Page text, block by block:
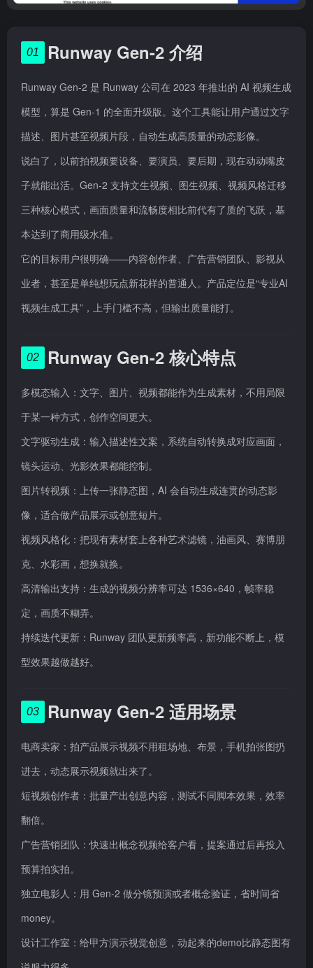
01 Runway Gen-2 介绍
Runway Gen-2 是 Runway 公司在 2023 年推出的 AI 视频生成
模型，算是 Gen-1 的全面升级版。这个工具能让用户通过文字
描述、图片甚至视频片段，自动生成高质量的动态影像。
说白了，以前拍视频要设备、要演员、要后期，现在动动嘴皮
子就能出活。Gen-2 支持文生视频、图生视频、视频风格迁移
三种核心模式，画面质量和流畅度相比前代有了质的飞跃，基
本达到了商用级水准。
它的目标用户很明确——内容创作者、广告营销团队、影视从
业者，甚至是单纯想玩点新花样的普通人。产品定位是“专业AI
视频生成工具”，上手门槛不高，但输出质量能打。
02 Runway Gen-2 核心特点
多模态输入：文字、图片、视频都能作为生成素材，不用局限
于某一种方式，创作空间更大。
文字驱动生成：输入描述性文案，系统自动转换成对应画面，
镜头运动、光影效果都能控制。
图片转视频：上传一张静态图，AI 会自动生成连贯的动态影
像，适合做产品展示或创意短片。
视频风格化：把现有素材套上各种艺术滤镜，油画风、赛博朋
克、水彩画，想换就换。
高清输出支持：生成的视频分辨率可达 1536×640，帧率稳
定，画质不糊弄。
持续迭代更新：Runway 团队更新频率高，新功能不断上，模
型效果越做越好。
03 Runway Gen-2 适用场景
电商卖家：拍产品展示视频不用租场地、布景，手机拍张图扔
进去，动态展示视频就出来了。
短视频创作者：批量产出创意内容，测试不同脚本效果，效率
翻倍。
广告营销团队：快速出概念视频给客户看，提案通过后再投入
预算拍实拍。
独立电影人：用 Gen-2 做分镜预演或者概念验证，省时间省
money。
设计工作室：给甲方演示视觉创意，动起来的demo比静态图有